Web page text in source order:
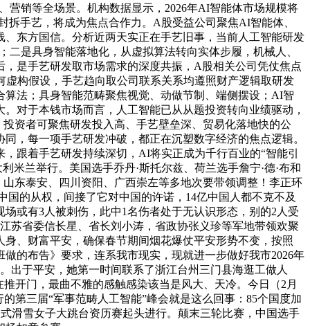
营销等全场景。机构数据显示，2026年AI智能体市场规模将
手艺，将成为焦点合作力。A股受益公司聚焦AI智能体、
东方国信。分析近两天实正在手艺旧事，当前人工智能研发
是具身智能落地化，从虚拟算法转向实体步履，机械人、
是手艺研发取市场需求的深度共振，A股相关公司凭仗焦点
构假设，手艺趋向取公司联系关系均遵照财产逻辑取研发
法；具身智能范畴聚焦视觉、动做节制、端侧摆设；AI智
对于本钱市场而言，人工智能已从从题投资转向业绩驱动，
资者可聚焦研发投入高、手艺壁垒深、贸易化落地快的公
，每一项手艺研发冲破，都正在沉塑数字经济的焦点逻辑。
跟着手艺研发持续深切，AI将实正成为千行百业的“智能引
米兰举行。美国选手乔丹·斯托尔兹、荷兰选手詹宁·德·布和
东泰安、四川资阳、广西崇左等多地次要带领调整！李正环
的从权，间接了它对中国的许诺，14亿中国人都不克不及
或有3人被刺伤，此中1名伤者处于无认识形态，别的2人受
苏省委信长星、省长刘小涛，省政协张义珍等军地带领欢聚
、财富平安，确保春节期间烟花爆仗平安形势不变，按照
的布告》要求，连系我市现实，现就进一步做好我市2026年
出于平安，她第一时间联系了浙江台州三门县海逛工做人
开门，最曲不雅的感触感染该当是风大、天冷。今日（2月
第三届“军事范畴人工智能”峰会就是这么回事：85个国度加
滑雪女子大跳台资历赛起头进行。颠末三轮比赛，中国选手